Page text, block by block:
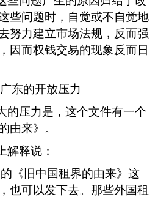
些问题时，自觉或不自觉地
努力建立市场法规，反而强
因而权钱交易的现象反而日
东的开放压力
的压力是，这个文件有一个
由来》。
解释说：
《旧中国租界的由来》这
也可以发下去。那些外国租